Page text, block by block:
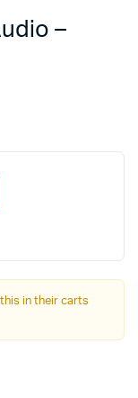
–
in their carts